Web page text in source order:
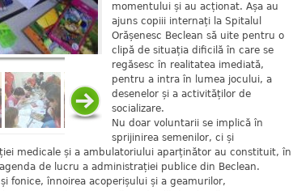
momentului și au acționat. Așa au
ajuns copiii internați la Spitalul
Orășenesc Beclean să uite pentru o
clipă de situația dificilă în care se
regăsesc în realitatea imediată,
pentru a intra în lumea jocului, a
desenelor și a activităților de
socializare.
Nu doar voluntarii se implică în
sprijinirea semenilor, ci și
medicale și a ambulatoriului aparținător au constituit, în
de lucru a administrației publice din Beclean.
fonice, înnoirea acoperișului și a geamurilor,